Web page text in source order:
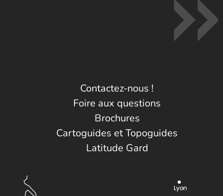
Contactez-nous !
Foire aux questions
Brochures
Cartoguides et Topoguides
Latitude Gard